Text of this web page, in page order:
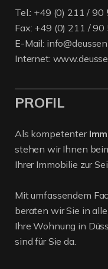
Tel.: +49 (0) 211 / 90
Fax: +49 (0) 211 / 90
E-Mail:
Internet:
PROFIL
Als kompetenter
stehen wir Ihnen
Ihrer Immobilie zur
Mit umfassendem
beraten wir Sie in
Ihre Wohnung in
sind für Sie da.